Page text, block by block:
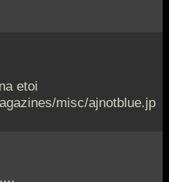
etoi
misc/ajnotblue.jp